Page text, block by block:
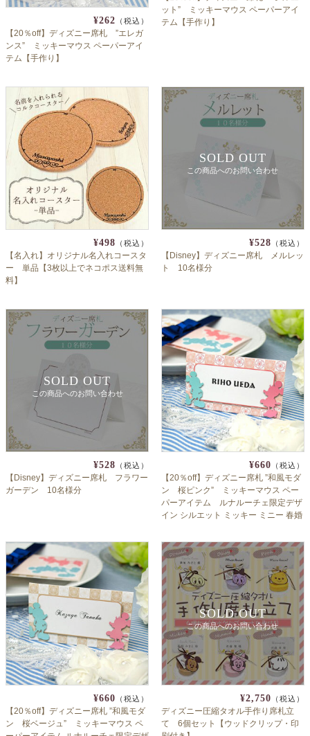
¥262 （税込）
【20％off】ディズニー席札 ”エレガ
ンス” ミッキーマウス ペーパーアイ
テム【手作り】
ット” ミッキーマウス ペーパーアイ
テム【手作り】
¥498 （税込）
【名入れ】オリジナル名入れコースタ
ー 単品【3枚以上でネコポス送料無
料】
SOLD OUT
この商品へのお問い合わせ
¥528 （税込）
【Disney】ディズニー席札 メルレッ
ト 10名様分
SOLD OUT
この商品へのお問い合わせ
¥528 （税込）
【Disney】ディズニー席札 フラワー
ガーデン 10名様分
¥660 （税込）
【20％off】ディズニー席札 ”和風モダ
ン 桜ピンク” ミッキーマウス ペー
パーアイテム ルナルーチェ限定デザ
イン シルエット ミッキー ミニー 春婚
¥660 （税込）
【20％off】ディズニー席札 ”和風モダ
ン 桜ベージュ” ミッキーマウス ペ
SOLD OUT
この商品へのお問い合わせ
¥2,750 （税込）
ディズニー圧縮タオル手作り席札立
て 6個セット【ウッドクリップ・印